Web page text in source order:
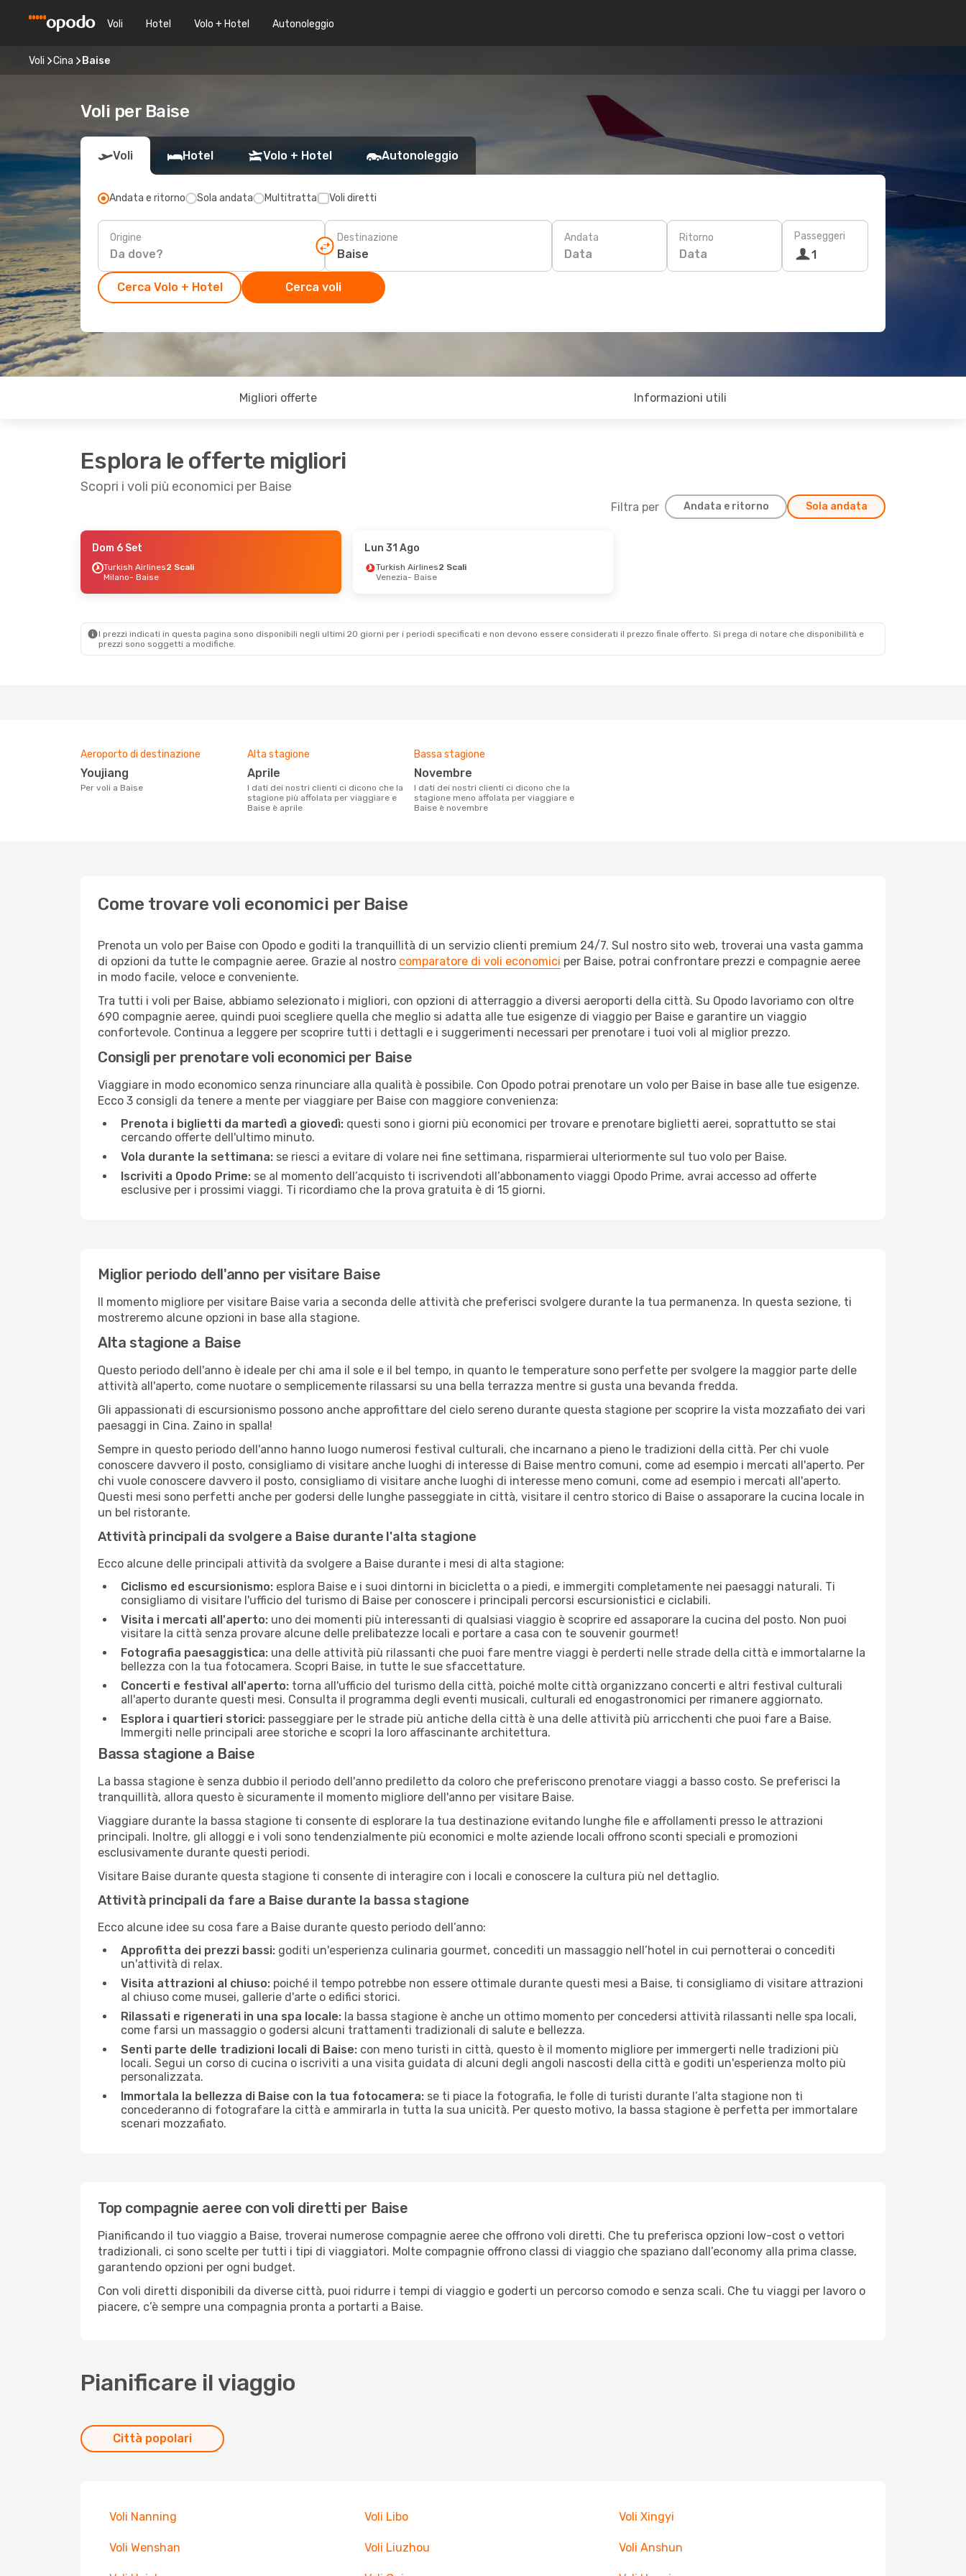
Voli Hotel Volo + Hotel Autonoleggio
Voli Cina Baise
Voli per Baise
Voli Hotel Volo + Hotel Autonoleggio
Andata e ritorno Sola andata Multitratta Voli diretti
Origine Destinazione Andata
Data
Ritorno
Data
Passeggeri
1
Cerca Volo + Hotel Cerca voli
Migliori offerte Informazioni utili
Esplora le offerte migliori
Scopri i voli più economici per Baise
Filtra per Andata e ritorno Sola andata
- Mar 15 Set
- Baise
Dom 6 Set
Turkish Airlines2 Scali
Milano- Baise
Lun 31 Ago
Turkish Airlines2 Scali
Venezia- Baise
I prezzi indicati in questa pagina sono disponibili negli ultimi 20 giorni per i periodi specificati e non devono essere considerati il ​​prezzo finale offerto. Si prega di notare che disponibilità e
prezzi sono soggetti a modifiche.
Aeroporto di destinazione
Youjiang
Per voli a Baise
Alta stagione
aprile
I dati dei nostri clienti ci dicono che la
stagione più affolata per viaggiare e
Baise è aprile
Bassa stagione
novembre
I dati dei nostri clienti ci dicono che la
stagione meno affolata per viaggiare e
Baise è novembre
Come trovare voli economici per Baise
Prenota un volo per Baise con Opodo e goditi la tranquillità di un servizio clienti premium 24/7. Sul nostro sito web, troverai una vasta gamma
di opzioni da tutte le compagnie aeree. Grazie al nostro comparatore di voli economici per Baise, potrai confrontare prezzi e compagnie aeree
in modo facile, veloce e conveniente.
Tra tutti i voli per Baise, abbiamo selezionato i migliori, con opzioni di atterraggio a diversi aeroporti della città. Su Opodo lavoriamo con oltre
690 compagnie aeree, quindi puoi scegliere quella che meglio si adatta alle tue esigenze di viaggio per Baise e garantire un viaggio
confortevole. Continua a leggere per scoprire tutti i dettagli e i suggerimenti necessari per prenotare i tuoi voli al miglior prezzo.
Consigli per prenotare voli economici per Baise
Viaggiare in modo economico senza rinunciare alla qualità è possibile. Con Opodo potrai prenotare un volo per Baise in base alle tue esigenze.
Ecco 3 consigli da tenere a mente per viaggiare per Baise con maggiore convenienza:
Prenota i biglietti da martedì a giovedì: questi sono i giorni più economici per trovare e prenotare biglietti aerei, soprattutto se stai
cercando offerte dell'ultimo minuto.
Vola durante la settimana: se riesci a evitare di volare nei fine settimana, risparmierai ulteriormente sul tuo volo per Baise.
Iscriviti a Opodo Prime: se al momento dell’acquisto ti iscrivendoti all’abbonamento viaggi Opodo Prime, avrai accesso ad offerte
esclusive per i prossimi viaggi. Ti ricordiamo che la prova gratuita è di 15 giorni.
Miglior periodo dell'anno per visitare Baise
Il momento migliore per visitare Baise varia a seconda delle attività che preferisci svolgere durante la tua permanenza. In questa sezione, ti
mostreremo alcune opzioni in base alla stagione.
Alta stagione a Baise
Questo periodo dell'anno è ideale per chi ama il sole e il bel tempo, in quanto le temperature sono perfette per svolgere la maggior parte delle
attività all'aperto, come nuotare o semplicemente rilassarsi su una bella terrazza mentre si gusta una bevanda fredda.
Gli appassionati di escursionismo possono anche approfittare del cielo sereno durante questa stagione per scoprire la vista mozzafiato dei vari
paesaggi in Cina. Zaino in spalla!
Sempre in questo periodo dell'anno hanno luogo numerosi festival culturali, che incarnano a pieno le tradizioni della città. Per chi vuole
conoscere davvero il posto, consigliamo di visitare anche luoghi di interesse di Baise mentro comuni, come ad esempio i mercati all'aperto. Per
chi vuole conoscere davvero il posto, consigliamo di visitare anche luoghi di interesse meno comuni, come ad esempio i mercati all'aperto.
Questi mesi sono perfetti anche per godersi delle lunghe passeggiate in città, visitare il centro storico di Baise o assaporare la cucina locale in
un bel ristorante.
Attività principali da svolgere a Baise durante l'alta stagione
Ecco alcune delle principali attività da svolgere a Baise durante i mesi di alta stagione:
Ciclismo ed escursionismo: esplora Baise e i suoi dintorni in bicicletta o a piedi, e immergiti completamente nei paesaggi naturali. Ti
consigliamo di visitare l'ufficio del turismo di Baise per conoscere i principali percorsi escursionistici e ciclabili.
Visita i mercati all'aperto: uno dei momenti più interessanti di qualsiasi viaggio è scoprire ed assaporare la cucina del posto. Non puoi
visitare la città senza provare alcune delle prelibatezze locali e portare a casa con te souvenir gourmet!
Fotografia paesaggistica: una delle attività più rilassanti che puoi fare mentre viaggi è perderti nelle strade della città e immortalarne la
bellezza con la tua fotocamera. Scopri Baise, in tutte le sue sfaccettature.
Concerti e festival all'aperto: torna all'ufficio del turismo della città, poiché molte città organizzano concerti e altri festival culturali
all'aperto durante questi mesi. Consulta il programma degli eventi musicali, culturali ed enogastronomici per rimanere aggiornato.
Esplora i quartieri storici: passeggiare per le strade più antiche della città è una delle attività più arricchenti che puoi fare a Baise.
Immergiti nelle principali aree storiche e scopri la loro affascinante architettura.
Bassa stagione a Baise
La bassa stagione è senza dubbio il periodo dell'anno prediletto da coloro che preferiscono prenotare viaggi a basso costo. Se preferisci la
tranquillità, allora questo è sicuramente il momento migliore dell'anno per visitare Baise.
Viaggiare durante la bassa stagione ti consente di esplorare la tua destinazione evitando lunghe file e affollamenti presso le attrazioni
principali. Inoltre, gli alloggi e i voli sono tendenzialmente più economici e molte aziende locali offrono sconti speciali e promozioni
esclusivamente durante questi periodi.
Visitare Baise durante questa stagione ti consente di interagire con i locali e conoscere la cultura più nel dettaglio.
Attività principali da fare a Baise durante la bassa stagione
Ecco alcune idee su cosa fare a Baise durante questo periodo dell’anno:
Approfitta dei prezzi bassi: goditi un'esperienza culinaria gourmet, concediti un massaggio nell’hotel in cui pernotterai o concediti
un'attività di relax.
Visita attrazioni al chiuso: poiché il tempo potrebbe non essere ottimale durante questi mesi a Baise, ti consigliamo di visitare attrazioni
al chiuso come musei, gallerie d'arte o edifici storici.
Rilassati e rigenerati in una spa locale: la bassa stagione è anche un ottimo momento per concedersi attività rilassanti nelle spa locali,
come farsi un massaggio o godersi alcuni trattamenti tradizionali di salute e bellezza.
Senti parte delle tradizioni locali di Baise: con meno turisti in città, questo è il momento migliore per immergerti nelle tradizioni più
locali. Segui un corso di cucina o iscriviti a una visita guidata di alcuni degli angoli nascosti della città e goditi un'esperienza molto più
personalizzata.
Immortala la bellezza di Baise con la tua fotocamera: se ti piace la fotografia, le folle di turisti durante l’alta stagione non ti
concederanno di fotografare la città e ammirarla in tutta la sua unicità. Per questo motivo, la bassa stagione è perfetta per immortalare
scenari mozzafiato.
Top compagnie aeree con voli diretti per Baise
Pianificando il tuo viaggio a Baise, troverai numerose compagnie aeree che offrono voli diretti. Che tu preferisca opzioni low-cost o vettori
tradizionali, ci sono scelte per tutti i tipi di viaggiatori. Molte compagnie offrono classi di viaggio che spaziano dall’economy alla prima classe,
garantendo opzioni per ogni budget.
Con voli diretti disponibili da diverse città, puoi ridurre i tempi di viaggio e goderti un percorso comodo e senza scali. Che tu viaggi per lavoro o
piacere, c’è sempre una compagnia pronta a portarti a Baise.
Pianificare il viaggio
Città popolari
Voli Nanning Voli Libo Voli Xingyi
Voli Wenshan Voli Liuzhou Voli Anshun